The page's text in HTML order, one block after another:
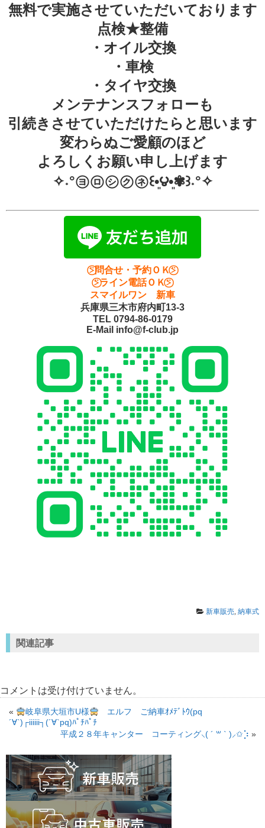
無料で実施させていただいております
点検★整備
・オイル交換
・車検
・タイヤ交換
メンテナンスフォローも
引続きさせていただけたらと思います
変わらぬご愛顧のほど
よろしくお願い申し上げます
✧˖°㋵㋺㋛㋗㋧꒰•͈౪•͈✾꒱˖°✧
⍩⃝問合せ・予約ＯＫ⍩⃝
⍩⃝ライン電話ＯＫ⍩⃝
スマイルワン 新車
兵庫県三木市府内町13-3
TEL 0794-86-0179
E-Mail info@f-club.jp
新車販売 納車式
関連記事
コメントは受け付けていません。
« 岐阜県大垣市U様
エルフ ご納車ｵﾒﾃﾞﾄｳ(pq
´∀`)┌iiiiii┐(´∀`pq)ﾊﾟﾁﾊﾟﾁ
平成２８年キャンター コーティング⸜( ´ ꒳ ` )⸝✩︎⡱ »